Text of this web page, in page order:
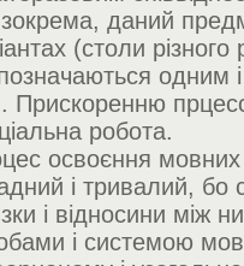
даний
(столи різного
одним
Прискоренню
робота.
освоєння мовних
і тривалий, бо
і відносини між
і системою